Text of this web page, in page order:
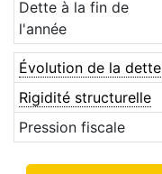
Dette à la fin de
l'année
Évolution de la dette
Rigidité structurelle
Pression fiscale